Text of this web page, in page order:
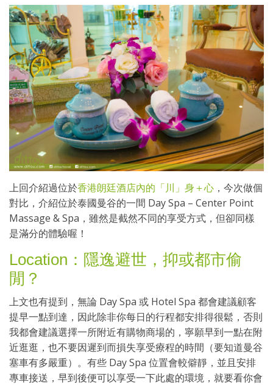
上回介紹過位於香港朗廷酒店內的「川」身＋心 ，今次做個
對比，介紹位於泰國曼谷的一間 Day Spa – Center Point
Massage & Spa，雖然是截然不同的享受方式，但卻同樣
是滿分的體驗喔！
Location：隱逸避世，抑或都市偷
閒？
上文也有提到，無論 Day Spa 或 Hotel Spa 都會建議顧客
提早一點到達，因此除非你每日的行程都安排得很鬆，否則
我都會建議選擇一所附近有購物商場的，寧願早到一點在附
近逛逛，也不要因遲到而損失享受療程的時間（要知道曼谷
塞車有多嚴重）。有些 Day Spa 位置會較僻靜，並且安排
專車接送，早到後便可以享受一下此處的環境，就要看你會